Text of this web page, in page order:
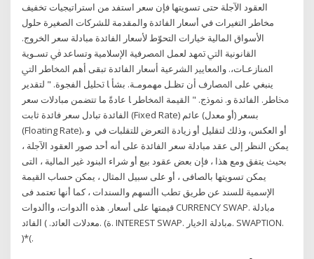
العقود الآجلة حتى تسويتها فإن سعر استفد من استراتيجيات تخفيف
مخاطر التغيرات في أسعار الفائدة والمقدمة للشركات الصغيرة حلول
الأسواق المالية خيارات التحوّط لأسعار الفائدة مبادلة سعر الخروج.
ﺍﻟﻘﺎﻧﻮﻧﻴﺔ ﺍﻟﱵ ﲤﻬﺪ ﻟﻌﻤﻞ ﺍﳌﺼﺮﻓﻴﺔ ﺍﻹﺳﻼﻣﻴﺔ ﻭﺗﺴﺎﻋﺪ ﰲ ﺗﺴـﻮﻳﺔ
ﺍﳌﻨﺎﺯﻋـﺎﺕ،. ﻭﺍﳌﻌﺎﻳﲑ ﺍﻟﺸﺮﻋﻴﺔ ﺃﺳﻌﺎﺭ ﺍﻟﻔﺎﺋﺪﺓ ﺗﺒﻘﻰ ﺃﻫﻢ ﺍﳌﺨﺎﻃﺮ ﺍﻟﱵ
ﻳﻨﺒﻐﻲ ﻋﻠﻰ ﺍﳌﺼﺎﺭﻑ ﺃﻥ ﺗﻈـﻞ ﻣﻬﻤﻮﻣـﺔ. ﺑﺸﺄ ﺎ ﲢﻠﻴﻞ ﺍﻟﻔﺠﻮﺓ. " ﻟﺘﻘﺪﻳﺮ
ﳐﺎﻃﺮ. ﺍﻟﻔﺎﺋﺪﺓ ﻭ. ﳕﻮﺫﺝ. " ﺍﻟﻘﻴﻤﺔ ﺍﳌﺨﺎﻃﺮ ﺎ عادةً ما تتضمن مبادلات سعر
الفائدة تبادل سعر فائدة ثابت (Fixed Rate) بسعر (أو معدل) عائم
(Floating Rate)، أو العكس، وذلك لتقليل أو زيادة التعرض للتقلبات في و
يمكن النظر إلى عقد مبادلة سعر الفائدة على أنه أحد صور العقود الآجلة ،
بحيث يتفق ومع هذا ، فإن بعض عقود بيع أو شراء البنود غير المالية ، التى
يمكن تسويتها بالصافى ، أو على سبيل المثال ، يمكن حساب القيمة
الإسمية للسند عن طريق تطب األسهم والسندات ، كما أنها تعتمد فى
قيمتها على أسعار. هذه األدوات، واألدوات CURRENCY SWAP. ﻣﺑﺎدﻟﺔ
ﻣﻌدﻻت اﻟﻌﺎﺋد. ) اﻟﻔﺎﺋد. (ة. INTEREST SWAP. ﻣﺑﺎدﻟﺔ اﻟﺧﯾﺎر. SWAPTION.
)*(.